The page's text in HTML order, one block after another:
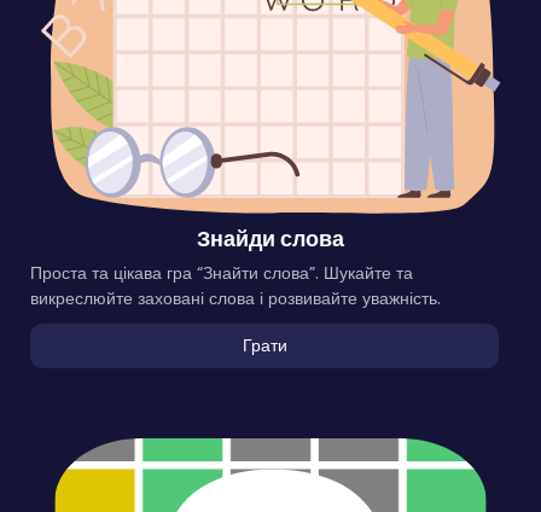
Знайди слова
Проста та цікава гра “Знайти слова”. Шукайте та
викреслюйте заховані слова і розвивайте уважність.
Грати